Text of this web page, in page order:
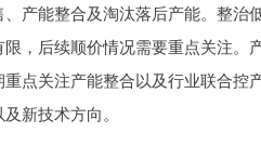
产能整合及淘汰落后产能。整
，后续顺价情况需要重点关注
点关注产能整合以及行业联合
新技术方向。